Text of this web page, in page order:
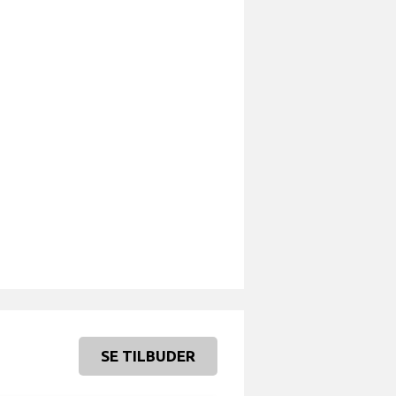
SE TILBUDER